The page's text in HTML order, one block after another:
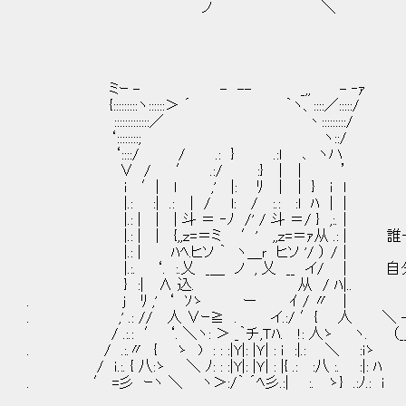
ノ ＼
ミｰ - - -- _,, - ‐ｧ
{:::::::::ヽ::::::＞ ´ ｀ヽ、::::／:::::/
:::::::::::::／ 丶:::::::::/
‘::::::::; ヽ::/
‘::::/ / .: } .:l ､ ヽハ
∨ / ′ .:/ :} ｜ | ’
i ′| l ,' |: ﾘ ｜ | } ｉ l
|.: :| .: ｜ / l: / :.: :l ﾊ | |
|.: | | | 斗 ＝ ‐ﾉ /' / 斗 ＝/ } ,:.｜
|.: | | {,,ｚ=＝ミ ′' ,,ｚ=＝ｧ从 .: | 誰って なの
|.: | ﾊﾍ.ヒソ ｀ ヽ＿ｒ ヒソ '/ ） /｜
|.:. ‘. :.乂 _＿ ノ , 乂 __ イ/ | 自分で勧誘
} :| ∧ 込. 从 / ﾊ|..
. ｊ ﾘ ,' ‘ ｿゝ ー ｲ / 〃 |
. ,' .: // 人 ∨ｰ≧ . イ.:/ ′{ 人 ＼ -
/ .:.: ′ ‘. ＼ヽ: ＞ _｀チ,Ｔﾊ. !: 人ゝ ヽ. （
. / .:.〃 { ゝ ) : : :|Y|: |Ｙ| : ｉ :|.: ＼ :iゝ
/ ｉ.:. { 八:ゝ ＼ ﾉ: : :|Y|: |Ｙ| : |{ .: :八 :. :|: ﾊ
. ′ =彡 ｰヽ ＼ ヽ＞:/｀ ´ﾍ彡.:| :. ゝ} .:ﾉ.: i